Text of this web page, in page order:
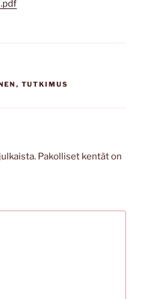
, TUTKIMUS
Pakolliset kentät on